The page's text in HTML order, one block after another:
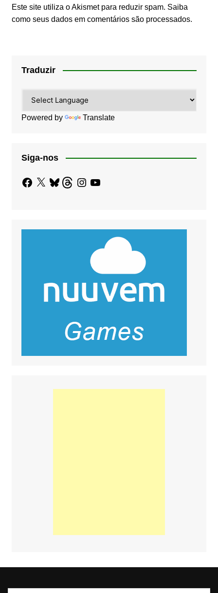
Este site utiliza o Akismet para reduzir spam. Saiba
como seus dados em comentários são processados.
Traduzir
Powered by Translate
Siga-nos
Facebook
X BlueskyThreadsInstagram
YouTube